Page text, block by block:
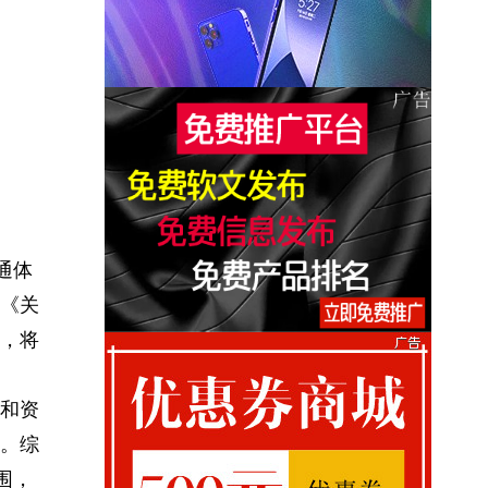
体
关
将
资
综
，